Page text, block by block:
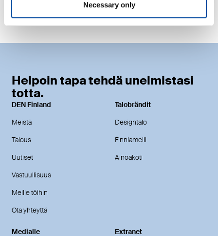
Necessary only
Helpoin tapa tehdä unelmistasi
totta.
DEN Finland
Meistä
Talous
Uutiset
Vastuullisuus
Meille töihin
Ota yhteyttä
Talobrändit
Designtalo
Finnlamelli
Ainoakoti
Medialle Extranet